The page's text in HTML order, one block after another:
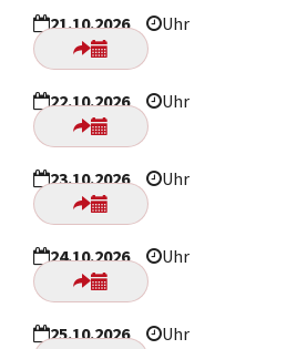
21.10.2026 Uhr
22.10.2026 Uhr
23.10.2026 Uhr
24.10.2026 Uhr
25.10.2026 Uhr